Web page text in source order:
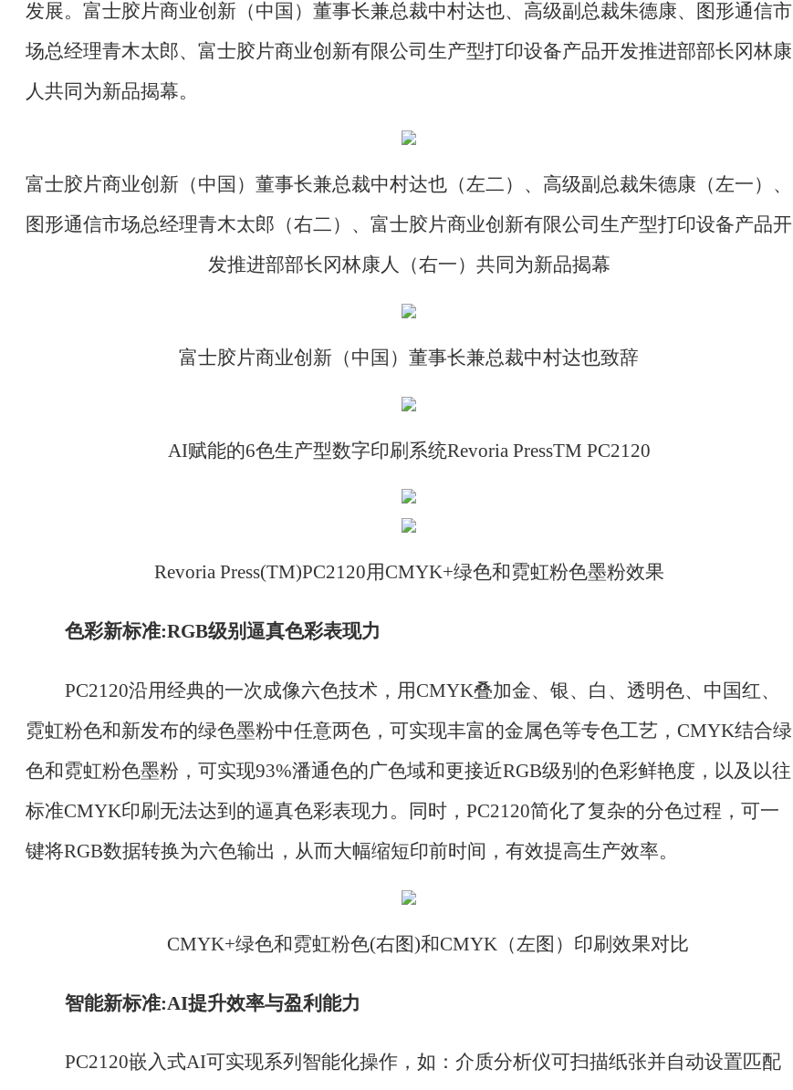
发展。富士胶片商业创新（中国）董事长兼总裁中村达也、高级副总裁朱德康、图形通信市
场总经理青木太郎、富士胶片商业创新有限公司生产型打印设备产品开发推进部部长冈林康
人共同为新品揭幕。
富士胶片商业创新（中国）董事长兼总裁中村达也（左二）、高级副总裁朱德康（左一）、
图形通信市场总经理青木太郎（右二）、富士胶片商业创新有限公司生产型打印设备产品开
发推进部部长冈林康人（右一）共同为新品揭幕
富士胶片商业创新（中国）董事长兼总裁中村达也致辞
AI赋能的6色生产型数字印刷系统Revoria PressTM PC2120
Revoria Press(TM)PC2120用CMYK+绿色和霓虹粉色墨粉效果
色彩新标准:RGB级别逼真色彩表现力
PC2120沿用经典的一次成像六色技术，用CMYK叠加金、银、白、透明色、中国红、
霓虹粉色和新发布的绿色墨粉中任意两色，可实现丰富的金属色等专色工艺，CMYK结合绿
色和霓虹粉色墨粉，可实现93%潘通色的广色域和更接近RGB级别的色彩鲜艳度，以及以往
标准CMYK印刷无法达到的逼真色彩表现力。同时，PC2120简化了复杂的分色过程，可一
键将RGB数据转换为六色输出，从而大幅缩短印前时间，有效提高生产效率。
CMYK+绿色和霓虹粉色(右图)和CMYK（左图）印刷效果对比
智能新标准:AI提升效率与盈利能力
PC2120嵌入式AI可实现系列智能化操作，如：介质分析仪可扫描纸张并自动设置匹配